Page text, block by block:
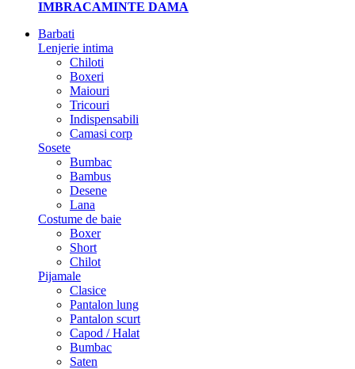
IMBRACAMINTE DAMA
Barbati
Lenjerie intima
Chiloti
Boxeri
Maiouri
Tricouri
Indispensabili
Camasi corp
Sosete
Bumbac
Bambus
Desene
Lana
Costume de baie
Boxer
Short
Chilot
Pijamale
Clasice
Pantalon lung
Pantalon scurt
Capod / Halat
Bumbac
Saten